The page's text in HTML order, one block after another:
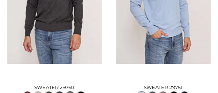
SWEATER 29750: SWEATER 29751: